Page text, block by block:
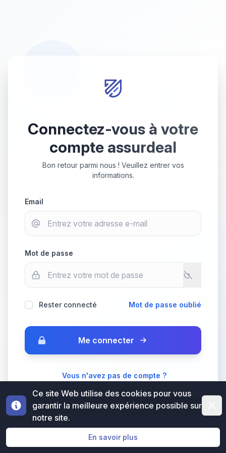
Connectez-vous à votre
compte assurdeal
Bon retour parmi nous ! Veuillez entrer vos
informations.
Email
Mot de passe
Rester connecté Mot de passe oublié
Me connecter
Vous n'avez pas de compte ?
Ce site Web utilise des cookies pour vous
garantir la meilleure expérience possible sur
notre site.
En savoir plus